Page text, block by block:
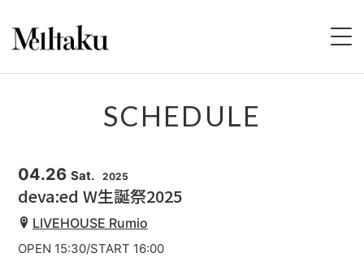
DISCOGRAPHY
SCHEDULE
04.26 Sat. 2025
deva:ed W生誕祭2025
LIVEHOUSE Rumio
OPEN 15:30/START 16:00